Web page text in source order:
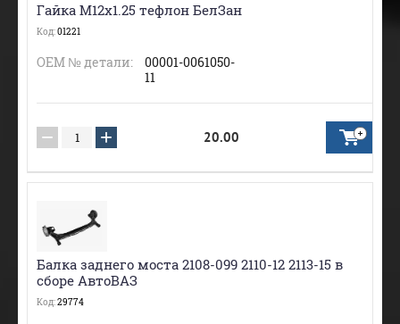
Гайка М12х1.25 тефлон БелЗан
Код:01221
ОЕМ № детали:
00001-0061050-
11
− + 20.00
Балка заднего моста 2108-099 2110-12 2113-15 в
сборе АвтоВАЗ
Код:29774